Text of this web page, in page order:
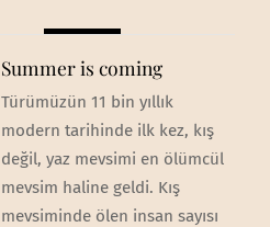
Summer is coming
Türümüzün 11 bin yıllık
modern tarihinde ilk kez, kış
değil, yaz mevsimi en ölümcül
mevsim haline geldi. Kış
mevsiminde ölen insan sayısı